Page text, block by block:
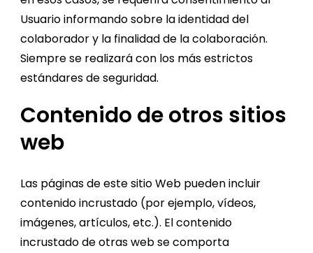
Usuario informando sobre la identidad del
colaborador y la finalidad de la colaboración.
Siempre se realizará con los más estrictos
estándares de seguridad.
Contenido de otros sitios
web
Las páginas de este sitio Web pueden incluir
contenido incrustado (por ejemplo, vídeos,
imágenes, artículos, etc.). El contenido
incrustado de otras web se comporta